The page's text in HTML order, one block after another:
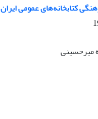
کتابخانه‌های عمومی ایران
میرحسینی